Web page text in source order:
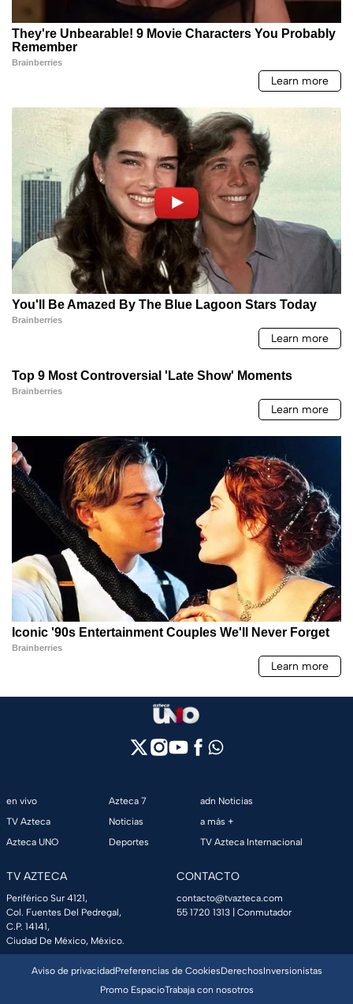
en vivo
TV Azteca
Azteca UNO
Azteca 7
Noticias
Deportes
adn Noticias
a más +
TV Azteca Internacional
TV AZTECA
Periférico Sur 4121,
Col. Fuentes Del Pedregal,
C.P. 14141,
Ciudad De México, México.
CONTACTO
contacto@tvazteca.com
55 1720 1313 | Conmutador
Aviso de privacidadPreferencias de CookiesDerechosInversionistas
Promo EspacioTrabaja con nosotros